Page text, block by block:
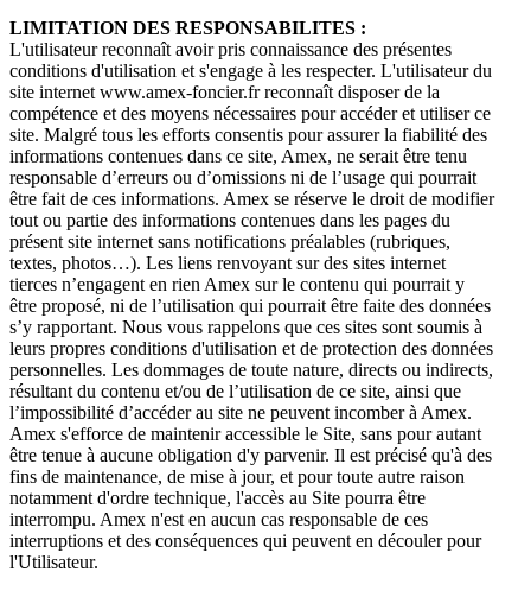
LIMITATION DES RESPONSABILITES :
L'utilisateur reconnaît avoir pris connaissance des présentes
conditions d'utilisation et s'engage à les respecter. L'utilisateur du
site internet www.amex-foncier.fr reconnaît disposer de la
compétence et des moyens nécessaires pour accéder et utiliser ce
site. Malgré tous les efforts consentis pour assurer la fiabilité des
informations contenues dans ce site, Amex, ne serait être tenu
responsable d’erreurs ou d’omissions ni de l’usage qui pourrait
être fait de ces informations. Amex se réserve le droit de modifier
tout ou partie des informations contenues dans les pages du
présent site internet sans notifications préalables (rubriques,
textes, photos…). Les liens renvoyant sur des sites internet
tierces n’engagent en rien Amex sur le contenu qui pourrait y
être proposé, ni de l’utilisation qui pourrait être faite des données
s’y rapportant. Nous vous rappelons que ces sites sont soumis à
leurs propres conditions d'utilisation et de protection des données
personnelles. Les dommages de toute nature, directs ou indirects,
résultant du contenu et/ou de l’utilisation de ce site, ainsi que
l’impossibilité d’accéder au site ne peuvent incomber à Amex.
Amex s'efforce de maintenir accessible le Site, sans pour autant
être tenue à aucune obligation d'y parvenir. Il est précisé qu'à des
fins de maintenance, de mise à jour, et pour toute autre raison
notamment d'ordre technique, l'accès au Site pourra être
interrompu. Amex n'est en aucun cas responsable de ces
interruptions et des conséquences qui peuvent en découler pour
l'Utilisateur.